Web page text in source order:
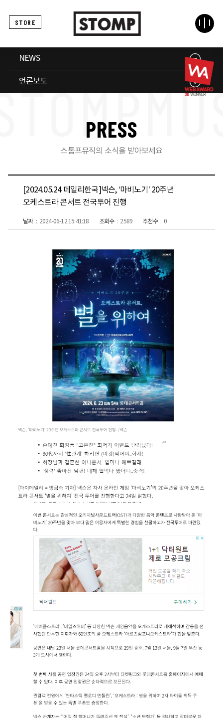
STORE
NEWS
언론보도
PRESS
스톰프뮤직의 소식을 받아보세요
[2024.05.24 데일리한국]넥슨, ‘마비노기’ 20주년
오케스트라 콘서트 전국투어 진행
날짜 2024-06-12 15:41:18 조회수 2589 추천수 0